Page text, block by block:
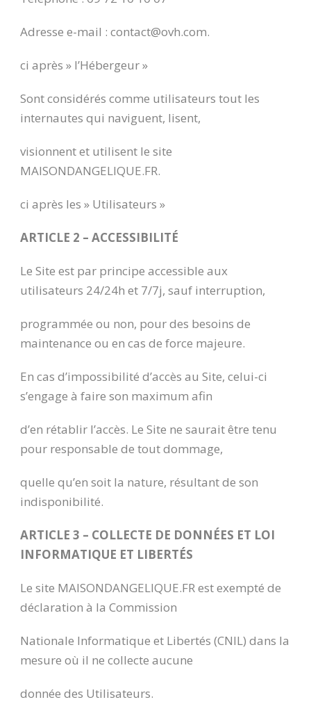
Adresse e-mail : contact@ovh.com.
ci après » l’Hébergeur »
Sont considérés comme utilisateurs tout les
internautes qui naviguent, lisent,
visionnent et utilisent le site
MAISONDANGELIQUE.FR.
ci après les » Utilisateurs »
ARTICLE 2 – ACCESSIBILITÉ
Le Site est par principe accessible aux
utilisateurs 24/24h et 7/7j, sauf interruption,
programmée ou non, pour des besoins de
maintenance ou en cas de force majeure.
En cas d’impossibilité d’accès au Site, celui-ci
s’engage à faire son maximum afin
d’en rétablir l’accès. Le Site ne saurait être tenu
pour responsable de tout dommage,
quelle qu’en soit la nature, résultant de son
indisponibilité.
ARTICLE 3 – COLLECTE DE DONNÉES ET LOI
INFORMATIQUE ET LIBERTÉS
Le site MAISONDANGELIQUE.FR est exempté de
déclaration à la Commission
Nationale Informatique et Libertés (CNIL) dans la
mesure où il ne collecte aucune
donnée des Utilisateurs.